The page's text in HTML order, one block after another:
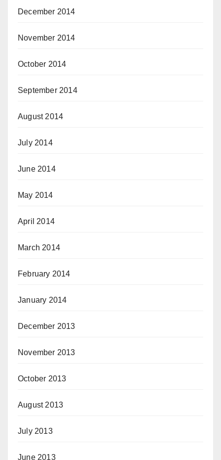
December 2014
November 2014
October 2014
September 2014
August 2014
July 2014
June 2014
May 2014
April 2014
March 2014
February 2014
January 2014
December 2013
November 2013
October 2013
August 2013
July 2013
June 2013